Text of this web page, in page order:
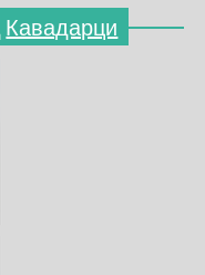
Кавадарци